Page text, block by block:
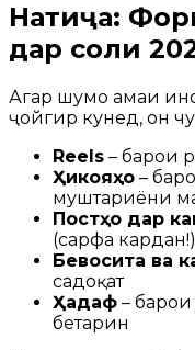
Натиҷа:
дар соли
Агар шумо ҳамаи
ҷойгир кунед, он
Reels – барои
Ҳикояҳо –
муштариёни
Постҳо дар
(сарфа кардан!)
Бевосита ва
садоқат
Ҳадаф –
беҳтарин